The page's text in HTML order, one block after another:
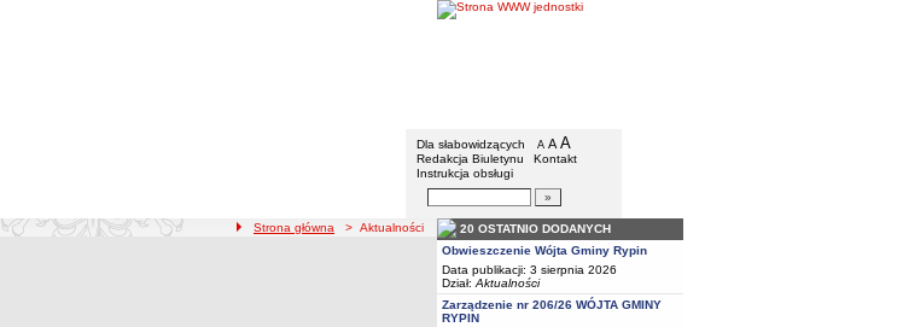
Gmina Rypin
Menu dodatkowe
Dla słabowidzących A pomniejsz czcionkę
A standardowy rozmiar czcionki
A
Redakcja Biuletynu
Kontakt
Instrukcja obsługi
Wyszukiwarka artykułów
ścieżka nawigacji
Strona główna > Aktualności
20 OSTATNIO DODANYCH
Obwieszczenie Wójta Gminy Rypin
Data publikacji: 3 sierpnia 2026
Dział: Aktualności
Zarządzenie nr 206/26 WÓJTA GMINY
RYPIN